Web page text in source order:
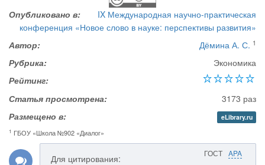
Опубликовано в:
IX Международная научно-практическая
конференция «Новое слово в науке: перспективы развития»
Автор:
Дёмина А. С. 1
Рубрика:
Экономика
Рейтинг:
Статья просмотрена:
3173 раз
Размещено в:
eLibrary.ru
1 ГБОУ «Школа №902 «Диалог»
ГОСТ APA
Для цитирования: